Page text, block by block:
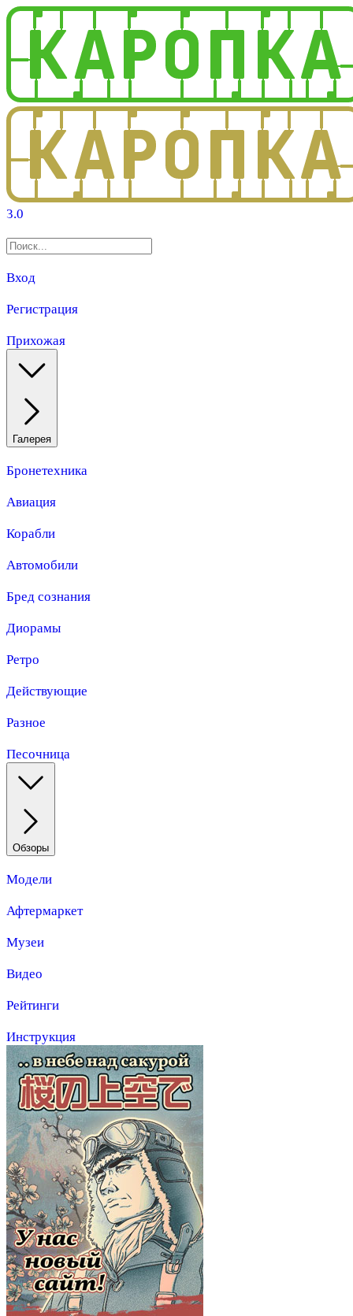
3.0
Вход
Регистрация
Прихожая
Галерея
Бронетехника
Авиация
Корабли
Автомобили
Бред сознания
Диорамы
Ретро
Действующие
Разное
Песочница
Обзоры
Модели
Афтермаркет
Музеи
Видео
Рейтинги
Инструкция